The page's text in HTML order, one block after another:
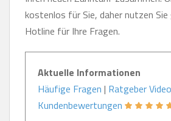
kostenlos für Sie, daher nutzen Sie
Hotline für Ihre Fragen.
Aktuelle Informationen
Häufige Fragen | Ratgeber
Kundenbewertungen